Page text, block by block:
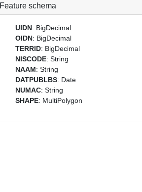
Feature schema
UIDN: BigDecimal
OIDN: BigDecimal
TERRID: BigDecimal
NISCODE: String
NAAM: String
DATPUBLBS: Date
NUMAC: String
SHAPE: MultiPolygon